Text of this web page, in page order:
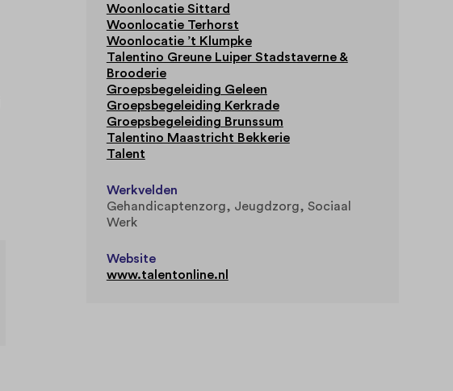
Woonlocatie Sittard
Woonlocatie Terhorst
Woonlocatie ’t Klumpke
Talentino Greune Luiper Stadstaverne &
Brooderie
Groepsbegeleiding Geleen
Groepsbegeleiding Kerkrade
Groepsbegeleiding Brunssum
Talentino Maastricht Bekkerie
Talent
Werkvelden
Gehandicaptenzorg
Jeugdzorg
Sociaal
Werk
Website
www.talentonline.nl